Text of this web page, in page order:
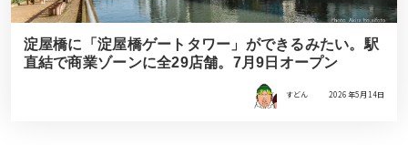
淀屋橋に「淀屋橋ゲートタワー」ができるみたい。駅
直結で商業ゾーンに全29店舗。7月9日オープン
すどん 2026年5月14日